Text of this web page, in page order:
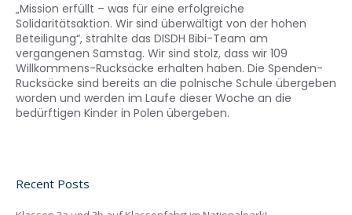
„Mission erfüllt – was für eine erfolgreiche
Solidaritätsaktion. Wir sind überwältigt von der hohen
Beteiligung“, strahlte das DISDH Bibi-Team am
vergangenen Samstag. Wir sind stolz, dass wir 109
Willkommens-Rucksäcke erhalten haben. Die Spenden-
Rucksäcke sind bereits an die polnische Schule übergeben
worden und werden im Laufe dieser Woche an die
bedürftigen Kinder in Polen übergeben.
Recent Posts